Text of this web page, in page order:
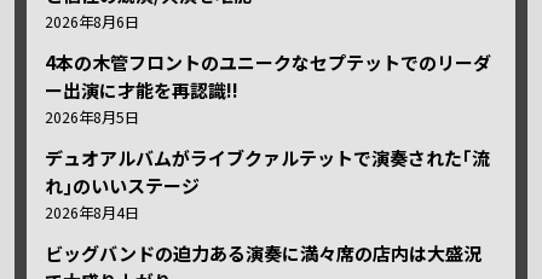
2026年8月6日
4本の木管フロントのユニークなセプテットでのリーダ
ー出演に才能を再認識!!
2026年8月5日
デュオアルバムがライブクァルテットで演奏された｢流
れ｣のいいステージ
2026年8月4日
ビッグバンドの迫力ある演奏に満々席の店内は大盛況